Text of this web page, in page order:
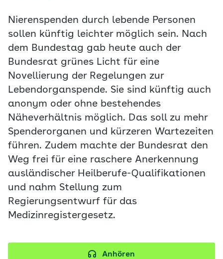
Nierenspenden durch lebende Personen
sollen künftig leichter möglich sein. Nach
dem Bundestag gab heute auch der
Bundesrat grünes Licht für eine
Novellierung der Regelungen zur
Lebendorganspende. Sie sind künftig auch
anonym oder ohne bestehendes
Näheverhältnis möglich. Das soll zu mehr
Spenderorganen und kürzeren Wartezeiten
führen. Zudem machte der Bundesrat den
Weg frei für eine raschere Anerkennung
ausländischer Heilberufe-Qualifikationen
und nahm Stellung zum
Regierungsentwurf für das
Medizinregistergesetz.
Anhören